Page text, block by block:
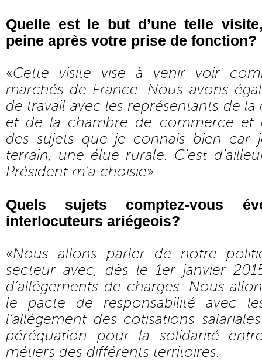
Quelle est le but d’une telle
peine après votre prise de fonction?
«Cette visite vise à venir voir
marchés de France. Nous avons
de travail avec les représentants de
et de la chambre de commerce et
des sujets que je connais bien car
terrain, une élue rurale. C’est
Président m’a choisie»
Quels sujets comptez-vous
interlocuteurs ariégeois?
«Nous allons parler de notre
secteur avec, dès le 1er janvier
d’allégements de charges. Nous
le pacte de responsabilité avec
l’allégement des cotisations
péréquation pour la solidarité
métiers des différents territoires.